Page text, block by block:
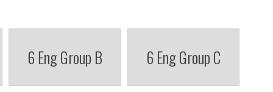
6 Eng Group B 6 Eng Group C